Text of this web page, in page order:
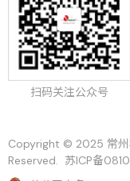
扫码关注公众号
Copyright © 2025 常州
Reserved. 苏ICP备